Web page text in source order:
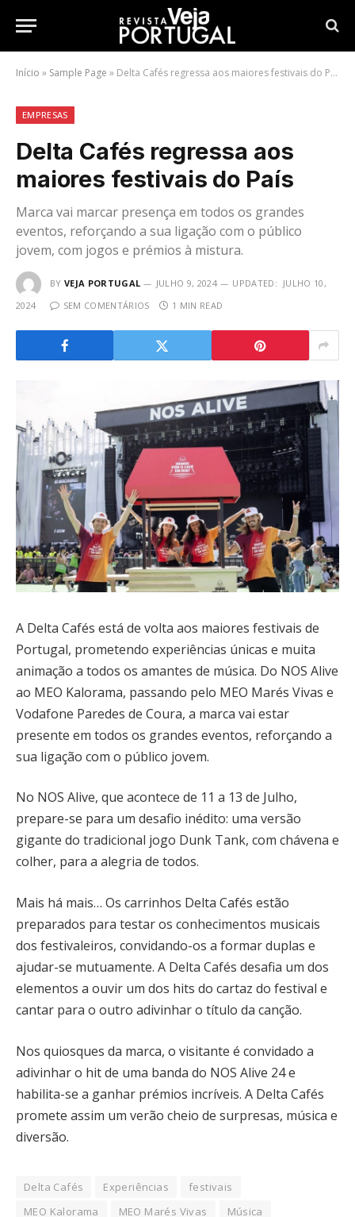
Início » Sample Page » Delta Cafés regressa aos maiores festivais do País
EMPRESAS
Delta Cafés regressa aos
maiores festivais do País
Marca vai marcar presença em todos os grandes
eventos, reforçando a sua ligação com o público
jovem, com jogos e prémios à mistura.
BY VEJA PORTUGAL JULHO 9, 2024 UPDATED: JULHO 10,
2024
SEM COMENTÁRIOS 1 MIN READ
A Delta Cafés está de volta aos maiores festivais de
Portugal, prometendo experiências únicas e muita
animação a todos os amantes de música. Do NOS Alive
ao MEO Kalorama, passando pelo MEO Marés Vivas e
Vodafone Paredes de Coura, a marca vai estar
presente em todos os grandes eventos, reforçando a
sua ligação com o público jovem.
No NOS Alive, que acontece de 11 a 13 de Julho,
prepare-se para um desafio inédito: uma versão
gigante do tradicional jogo Dunk Tank, com chávena e
colher, para a alegria de todos.
Mais há mais… Os carrinhos Delta Cafés estão
preparados para testar os conhecimentos musicais
dos festivaleiros, convidando-os a formar duplas e
ajudar-se mutuamente. A Delta Cafés desafia um dos
elementos a ouvir um dos hits do cartaz do festival e
cantar para o outro adivinhar o título da canção.
Nos quiosques da marca, o visitante é convidado a
adivinhar o hit de uma banda do NOS Alive 24 e
habilita-se a ganhar prémios incríveis. A Delta Cafés
promete assim um verão cheio de surpresas, música e
diversão.
Delta Cafés Experiências
festivais
MEO Kalorama
MEO Marés Vivas
Música